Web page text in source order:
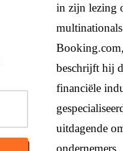
in zijn lezing
beschrijft hij
financiële
uitdagende
ondernemers.